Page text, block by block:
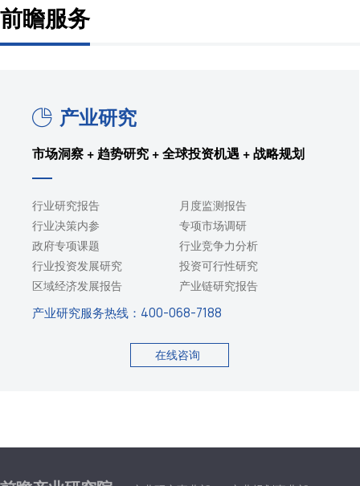
前瞻服务
产业研究
市场洞察 + 趋势研究 + 全球投资机遇 + 战略规划
行业研究报告
月度监测报告
行业决策内参
专项市场调研
政府专项课题
行业竞争力分析
行业投资发展研究
投资可行性研究
区域经济发展报告
产业链研究报告
产业研究服务热线： 400-068-7188
在线咨询